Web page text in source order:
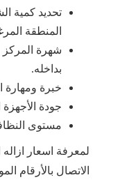
تحديد كمية
المنطقة
شهرة المركز
بداخله.
خبرة ومهارة
جودة
مستوى
لمعرفة اسعار
الاتصال بالأرقام